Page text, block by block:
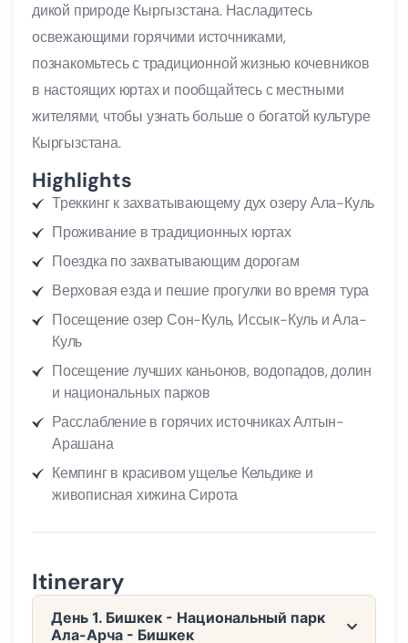
дикой природе Кыргызстана. Насладитесь
освежающими горячими источниками,
познакомьтесь с традиционной жизнью кочевников
в настоящих юртах и пообщайтесь с местными
жителями, чтобы узнать больше о богатой культуре
Кыргызстана.
Highlights
Треккинг к захватывающему дух озеру Ала-Куль
Проживание в традиционных юртах
Поездка по захватывающим дорогам
Верховая езда и пешие прогулки во время тура
Посещение озер Сон-Куль, Иссык-Куль и Ала-
Куль
Посещение лучших каньонов, водопадов, долин
и национальных парков
Расслабление в горячих источниках Алтын-
Арашана
Кемпинг в красивом ущелье Кельдике и
живописная хижина Сирота
Itinerary
День 1. Бишкек - Национальный парк
Ала-Арча - Бишкек